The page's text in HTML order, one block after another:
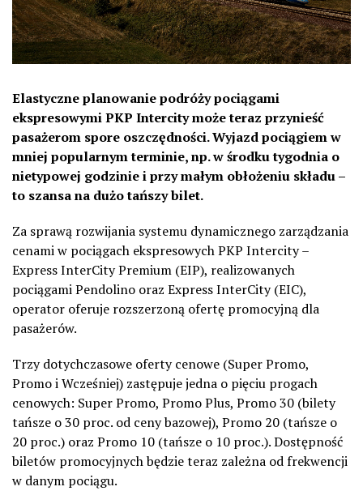
Elastyczne planowanie podróży pociągami
ekspresowymi PKP Intercity może teraz przynieść
pasażerom spore oszczędności. Wyjazd pociągiem w
mniej popularnym terminie, np. w środku tygodnia o
nietypowej godzinie i przy małym obłożeniu składu –
to szansa na dużo tańszy bilet.
Za sprawą rozwijania systemu dynamicznego zarządzania
cenami w pociągach ekspresowych PKP Intercity –
Express InterCity Premium (EIP), realizowanych
pociągami Pendolino oraz Express InterCity (EIC),
operator oferuje rozszerzoną ofertę promocyjną dla
pasażerów.
Trzy dotychczasowe oferty cenowe (Super Promo,
Promo i Wcześniej) zastępuje jedna o pięciu progach
cenowych: Super Promo, Promo Plus, Promo 30 (bilety
tańsze o 30 proc. od ceny bazowej), Promo 20 (tańsze o
20 proc.) oraz Promo 10 (tańsze o 10 proc.). Dostępność
biletów promocyjnych będzie teraz zależna od frekwencji
w danym pociągu.